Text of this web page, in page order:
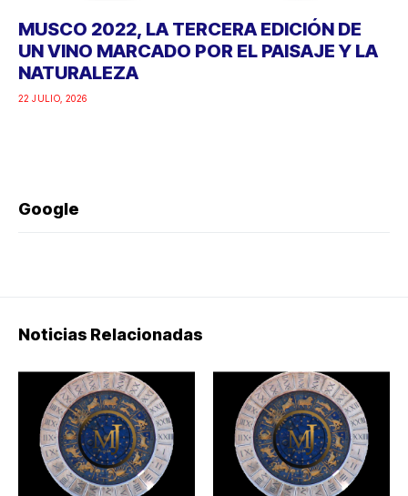
MUSCO 2022, LA TERCERA EDICIÓN DE
UN VINO MARCADO POR EL PAISAJE Y LA
NATURALEZA
22 JULIO, 2026
Google
Noticias Relacionadas